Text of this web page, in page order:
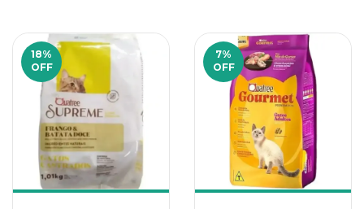
18%
OFF
7%
OFF